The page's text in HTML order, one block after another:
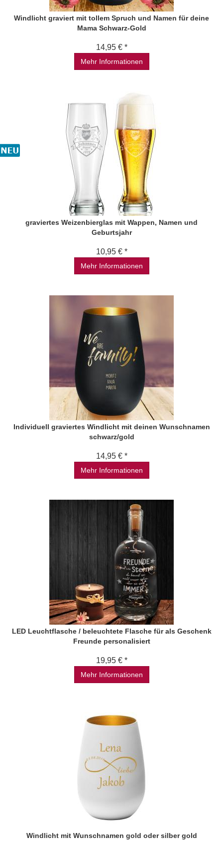
Windlicht graviert mit tollem Spruch und Namen für deine
Mama Schwarz-Gold
14,95 € *
Mehr Informationen
graviertes Weizenbierglas mit Wappen, Namen und
Geburtsjahr
10,95 € *
Mehr Informationen
Individuell graviertes Windlicht mit deinen Wunschnamen
schwarz/gold
14,95 € *
Mehr Informationen
LED Leuchtflasche / beleuchtete Flasche für als Geschenk
Freunde personalisiert
19,95 € *
Mehr Informationen
Windlicht mit Wunschnamen gold oder silber gold